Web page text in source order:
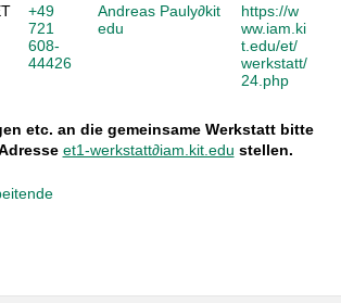
+49
721
608-
44426
Andreas Pauly∂kit
edu
https://w
ww.iam.ki
t.edu/et/
werkstatt/
24.php
etc. an die gemeinsame Werkstatt bitte
et1-werkstatt∂iam.kit.edu stellen.